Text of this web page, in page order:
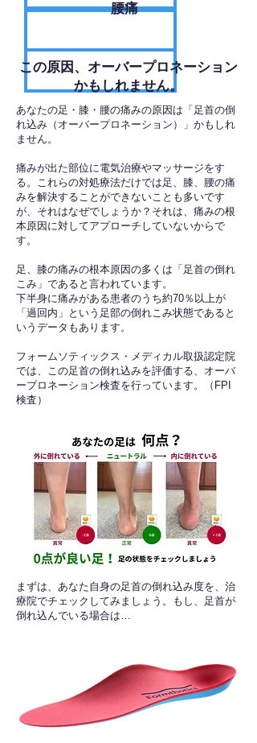
腰痛
​この原因、オーバープロネーション
かもしれません。
あなたの足・膝・腰の痛みの原因は「足首の倒
れ込み（オーバープロネーション）」かもしれ
ません。
痛みが出た部位に電気治療やマッサージをす
る。これらの対処療法だけでは足、膝、腰の痛
みを解決することができないことも多いです
が、それはなぜでしょうか？それは、痛みの根
本原因に対してアプローチしていないからで
す。
足、膝の痛みの根本原因の多くは「足首の倒れ
こみ」であると言われています。
下半身に痛みがある患者のうち約70％以上が
「過回内」という足部の倒れこみ状態であると
いうデータもあります。
フォームソティックス・メディカル取扱認定院
では、この足首の倒れ込みを評価する、オーバ
ープロネーション検査を行っています。（FPI
検査）​
​まずは、あなた自身の足首の倒れ込み度を、治
療院でチェックしてみましょう。もし、足首が
倒れ込んでいる場合は…